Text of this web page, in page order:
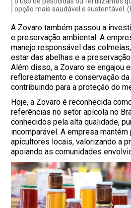
opção mais saudável e sustentável.
A Zovaro também passou a
e preservação ambiental. A
manejo responsável das
estar das abelhas e a
Além disso, a Zovaro se engajou
reflorestamento e conservação
contribuindo para a proteção do
Hoje, a Zovaro é reconhecida
referências no setor apícola no
conhecidos pela alta qualidade,
incomparável. A empresa
apicultores locais, valorizando a
apoiando as comunidades